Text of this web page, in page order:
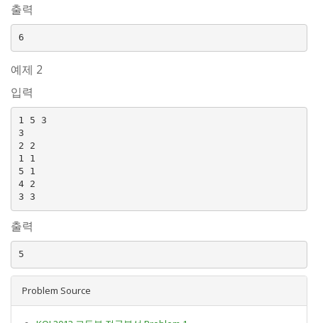
출력
예제 2
입력
1 5 3
3
2 2
1 1
5 1
4 2
출력
Problem Source